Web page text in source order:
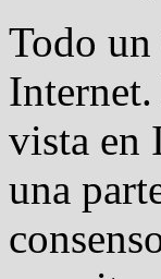
Todo un
vista en
una